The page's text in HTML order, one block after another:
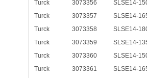
Turck
3073356
SLSE14-
Turck
3073357
SLSE14-
Turck
3073358
SLSE14-
Turck
3073359
SLSE14-
Turck
3073360
SLSE14-
Turck
3073361
SLSE14-